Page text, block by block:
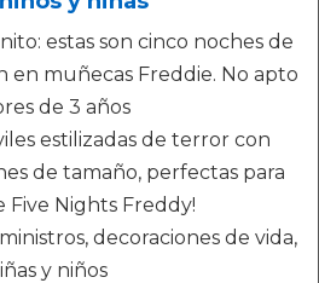
estas son cinco noches de
en muñecas Freddie. No apto
de 3 años
estilizadas de terror con
de tamaño, perfectas para
Nights Freddy!
decoraciones de vida,
y niños